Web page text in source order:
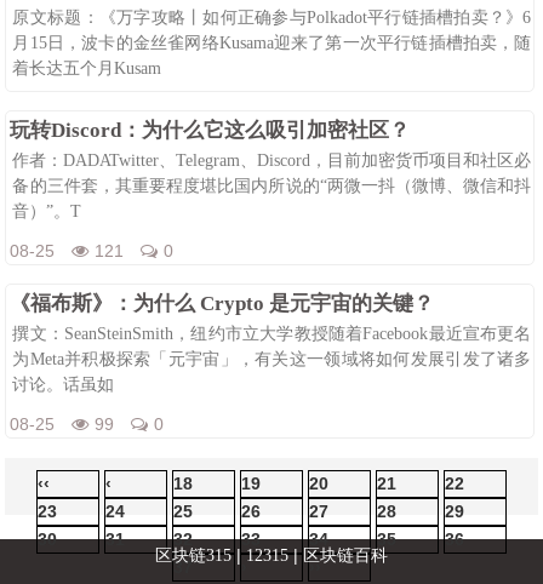
原文标题：《万字攻略丨如何正确参与Polkadot平行链插槽拍卖？》6
月15日，波卡的金丝雀网络Kusama迎来了第一次平行链插槽拍卖，随
着长达五个月Kusam
玩转Discord：为什么它这么吸引加密社区？
作者：DADATwitter、Telegram、Discord，目前加密货币项目和社区必
备的三件套，其重要程度堪比国内所说的“两微一抖（微博、微信和抖
音）”。T
08-25 121 0
《福布斯》：为什么 Crypto 是元宇宙的关键？
撰文：SeanSteinSmith，纽约市立大学教授随着Facebook最近宣布更名
为Meta并积极探索「元宇宙」，有关这一领域将如何发展引发了诸多
讨论。话虽如
08-25 99 0
‹‹ ‹ 18 19 20 21
22
23
24 25 26 27 28
29
30
31 32 33 34 35
36
37
››
区块链315|12315| 区块链百科